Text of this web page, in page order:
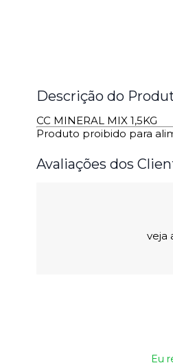
Descrição do
CC MINERAL MIX 1,5KG
Produto proibido para
Avaliações dos
veja
Eu